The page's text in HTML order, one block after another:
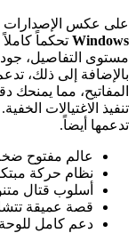
على عكس الإصدارات
Windows تحكماً
مستوى التفاصيل،
بالإضافة إلى ذلك،
المفاتيح، مما يمنحك
تنفيذ الاغتيالات
تدعمها أيضاً.
عالم مفتوح
نظام حركة
أسلوب قتال
قصة عميقة
دعم كامل للوحة